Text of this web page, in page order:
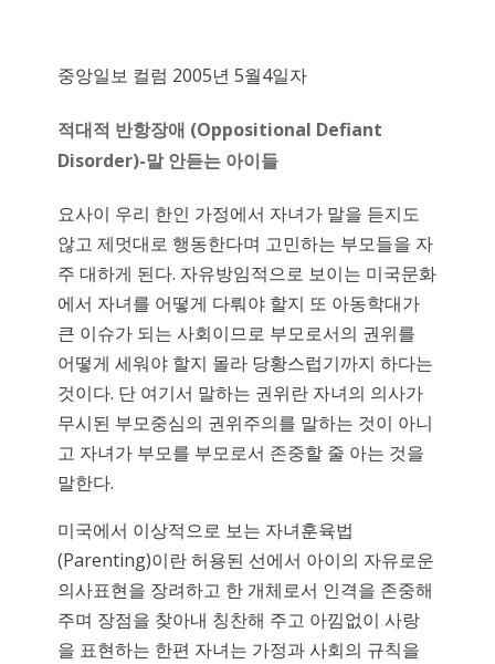
중앙일보 컬럼 2005년 5월4일자
적대적 반항장애 (Oppositional Defiant
Disorder)-말 안듣는 아이들
요사이 우리 한인 가정에서 자녀가 말을 듣지도
않고 제멋대로 행동한다며 고민하는 부모들을 자
주 대하게 된다. 자유방임적으로 보이는 미국문화
에서 자녀를 어떻게 다뤄야 할지 또 아동학대가
큰 이슈가 되는 사회이므로 부모로서의 권위를
어떻게 세워야 할지 몰라 당황스럽기까지 하다는
것이다. 단 여기서 말하는 권위란 자녀의 의사가
무시된 부모중심의 권위주의를 말하는 것이 아니
고 자녀가 부모를 부모로서 존중할 줄 아는 것을
말한다.
미국에서 이상적으로 보는 자녀훈육법
(Parenting)이란 허용된 선에서 아이의 자유로운
의사표현을 장려하고 한 개체로서 인격을 존중해
주며 장점을 찾아내 칭찬해 주고 아낌없이 사랑
을 표현하는 한편 자녀는 가정과 사회의 규칙을